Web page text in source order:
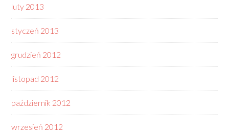
luty 2013
styczeń 2013
grudzień 2012
listopad 2012
październik 2012
wrzesień 2012